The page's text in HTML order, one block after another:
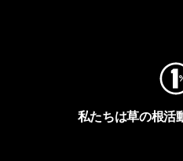
私たちは草の根活